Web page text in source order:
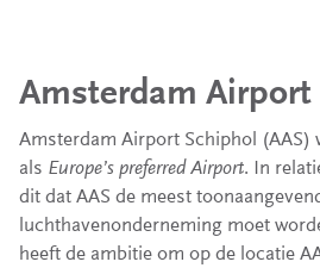
Amsterdam Airport
Amsterdam Airport Schiphol (AAS)
als Europe’s preferred Airport. In
dit dat AAS de meest
luchthavenonderneming moet
heeft de ambitie om op de locatie